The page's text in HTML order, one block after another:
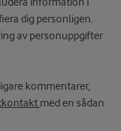
dig personligen.
av personuppgifter
kommentarer,
med en sådan